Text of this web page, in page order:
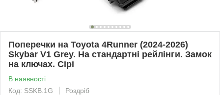
Поперечки на Toyota 4Runner (2024-2026)
Skybar V1 Grey. На стандартні рейлінги. Замок
на ключах. Сірі
В наявності
Код: SSKB.1G
Роздріб